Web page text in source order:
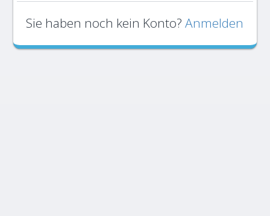
Sie haben noch kein Konto? Anmelden